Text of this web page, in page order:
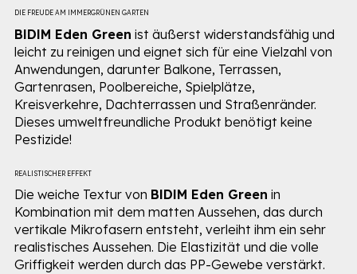
DIE FREUDE AM IMMERGRÜNEN GARTEN
BIDIM Eden Green ist äußerst widerstandsfähig und
leicht zu reinigen und eignet sich für eine Vielzahl von
Anwendungen, darunter Balkone, Terrassen,
Gartenrasen, Poolbereiche, Spielplätze,
Kreisverkehre, Dachterrassen und Straßenränder.
Dieses umweltfreundliche Produkt benötigt keine
Pestizide!
REALISTISCHER EFFEKT
Die weiche Textur von BIDIM Eden Green in
Kombination mit dem matten Aussehen, das durch
vertikale Mikrofasern entsteht, verleiht ihm ein sehr
realistisches Aussehen. Die Elastizität und die volle
Griffigkeit werden durch das PP-Gewebe verstärkt.